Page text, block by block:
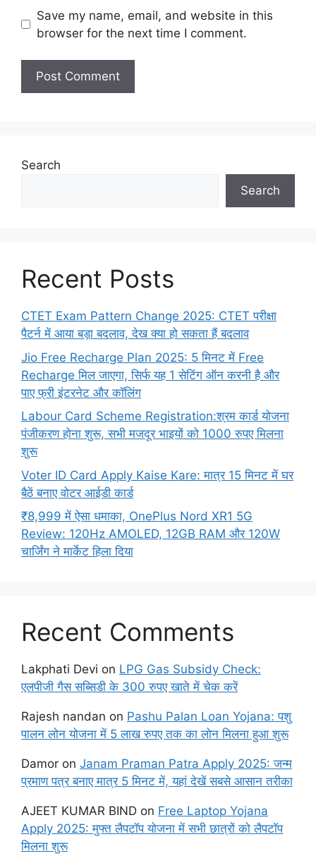
Save my name, email, and website in this
browser for the next time I comment.
Search
Search
Recent Posts
CTET Exam Pattern Change 2025: CTET परीक्षा
पैटर्न में आया बड़ा बदलाव, देख क्या हो सकता हैं बदलाव
Jio Free Recharge Plan 2025: 5 मिनट में Free
Recharge मिल जाएगा, सिर्फ यह 1 सेटिंग ऑन करनी है और
पाए फ्री इंटरनेट और कॉलिंग
Labour Card Scheme Registration:श्रम कार्ड योजना
पंजीकरण होना शुरू, सभी मजदूर भाइयों को 1000 रुपए मिलना
शुरू
Voter ID Card Apply Kaise Kare: मात्र 15 मिनट में घर
बैठें बनाए वोटर आईडी कार्ड
₹8,999 में ऐसा धमाका, OnePlus Nord XR1 5G
Review: 120Hz AMOLED, 12GB RAM और 120W
चार्जिंग ने मार्केट हिला दिया
Recent Comments
Lakphati Devi on LPG Gas Subsidy Check:
एलपीजी गैस सब्सिडी के 300 रुपए खाते में चेक करें
Rajesh nandan on Pashu Palan Loan Yojana: पशु
पालन लोन योजना में 5 लाख रुपए तक का लोन मिलना हुआ शुरू
Damor on Janam Praman Patra Apply 2025: जन्म
प्रमाण पत्र बनाए मात्र 5 मिनट में, यहां देखें सबसे आसान तरीका
AJEET KUMAR BIND on Free Laptop Yojana
Apply 2025: मुफ्त लैपटॉप योजना में सभी छात्रों को लैपटॉप
मिलना शुरू